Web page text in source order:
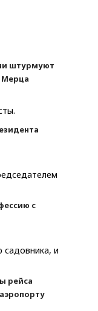
штурмуют
Мерца
с
садовника, и
рейса